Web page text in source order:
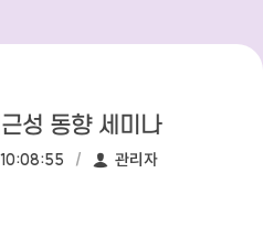
성 동향 세미나
작성자:
관리자